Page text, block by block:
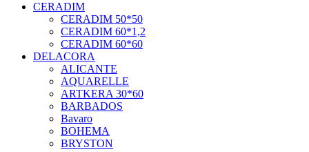
CERADIM
CERADIM 50*50
CERADIM 60*1,2
CERADIM 60*60
DELACORA
ALICANTE
AQUARELLE
ARTKERA 30*60
BARBADOS
Bavaro
BOHEMA
BRYSTON